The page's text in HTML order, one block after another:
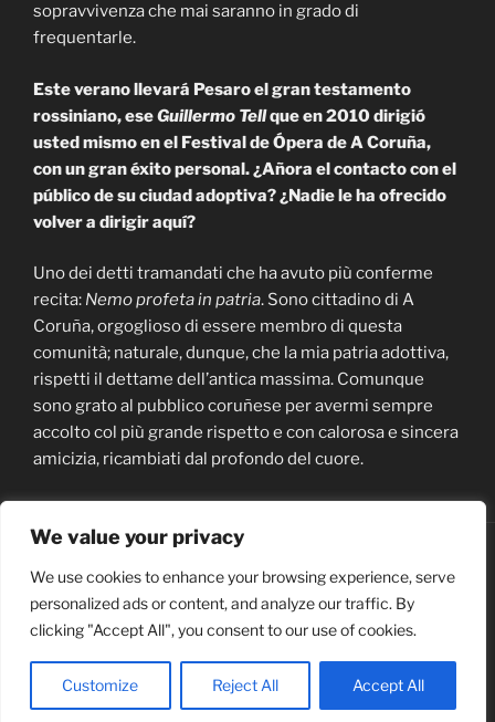
We value your privacy
We use cookies to enhance your browsing experience, serve
personalized ads or content, and analyze our traffic. By
clicking "Accept All", you consent to our use of cookies.
Customize Reject All Accept All
sopravvivenza che mai saranno in grado di
frequentarle.
Este verano llevará Pesaro el gran testamento
rossiniano, eseGuillermo Tellque en 2010 dirigió
usted mismo en el Festival de Ópera de A Coruña,
con un gran éxito personal. ¿Añora el contacto con el
público de su ciudad adoptiva? ¿Nadie le ha ofrecido
volver a dirigir aquí?
Uno dei detti tramandati che ha avuto più conferme
recita: Nemo profeta in patria. Sono cittadino di A
Coruña, orgoglioso di essere membro di questa
comunità; naturale, dunque, che la mia patria adottiva,
rispetti il dettame dell’antica massima. Comunque
sono grato al pubblico coruñese per avermi sempre
accolto col più grande rispetto e con calorosa e sincera
amicizia, ricambiati dal profondo del cuore.
youtube
Search
for:
© Zedda-Vázquez